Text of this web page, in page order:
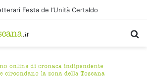
Festa de l’Unità Certaldo